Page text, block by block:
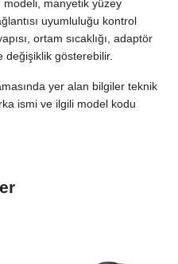
modeli, manyetik yüzey
uyumluluğu kontrol
ortam sıcaklığı, adaptör
değişiklik gösterebilir.
yer alan bilgiler teknik
ismi ve ilgili model kodu